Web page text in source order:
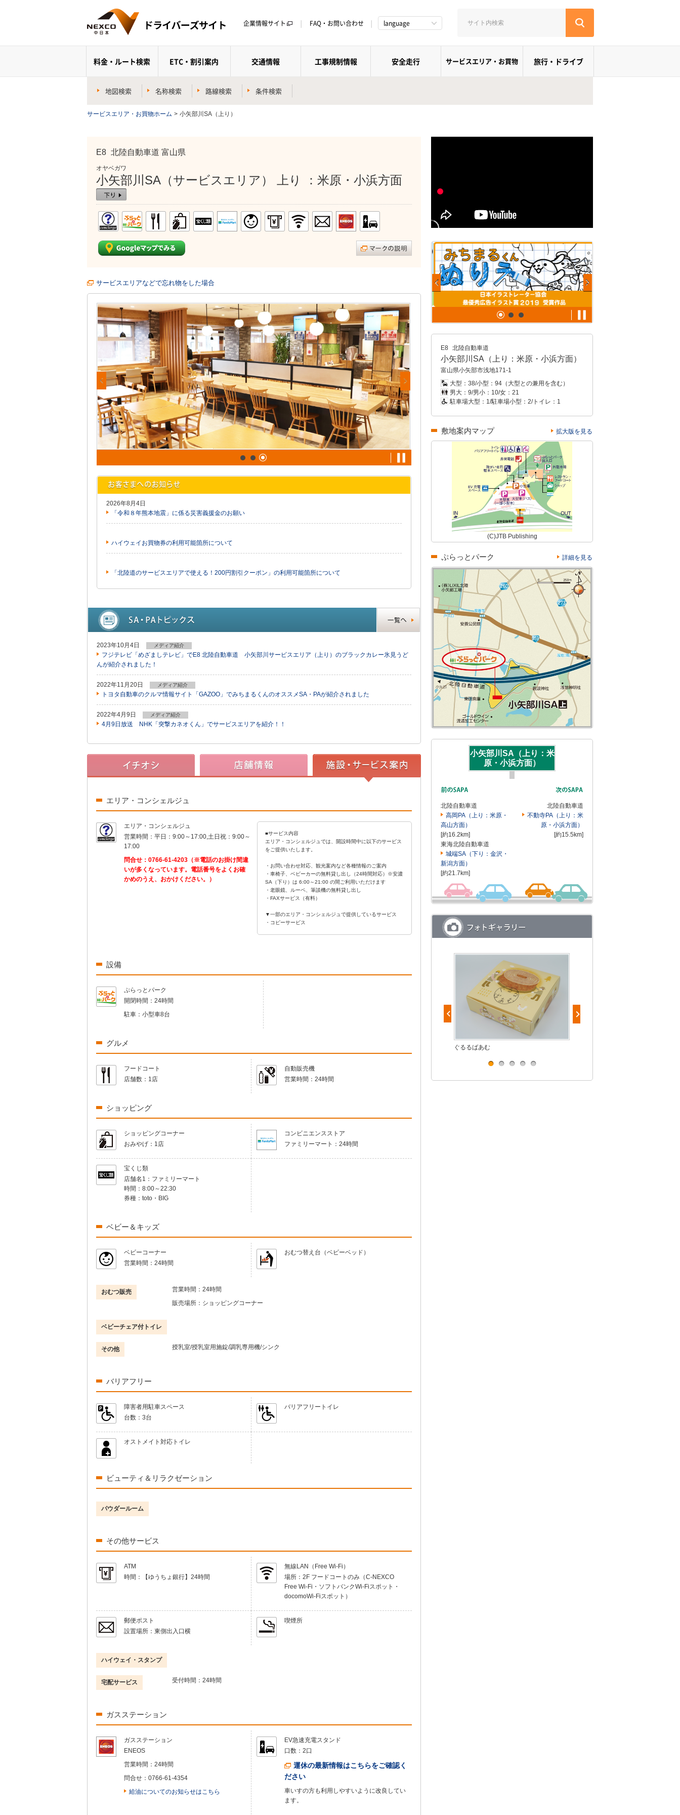
企業情報サイト FAQ・お問い合わせ language
料金・ルート検索 ETC・割引案内 交通情報 工事規制情報 安全走行 サービスエリア・お買物 旅行・ドライブ
地図検索 名称検索 路線検索 条件検索
サービスエリア・お買物ホーム > 小矢部川SA（上り）
E8 北陸自動車道 富山県
オヤベガワ
小矢部川SA（サービスエリア） 上り ：米原・小浜方面
サービスエリアなどで忘れ物をした場合
2026年8月4日
「令和８年熊本地震」に係る災害義援金のお願い
ハイウェイお買物券の利用可能箇所について
「北陸道のサービスエリアで使える！200円割引クーポン」の利用可能箇所について
2023年10月4日 メディア紹介
フジテレビ「めざましテレビ」でE8 北陸自動車道 小矢部川サービスエリア（上り）のブラックカレー氷見うど
んが紹介されました！
2022年11月20日 メディア紹介
トヨタ自動車のクルマ情報サイト「GAZOO」でみちまるくんのオススメSA・PAが紹介されました
2022年4月9日 メディア紹介
4月9日放送 NHK「突撃カネオくん」でサービスエリアを紹介！！
エリア・コンシェルジュ
エリア・コンシェルジュ
営業時間： 平日：9:00～17:00,土日祝：9:00～
17:00
問合せ： 0766-61-4203（※電話のお掛け間違
いが多くなっています。電話番号をよくお確
かめのうえ、おかけください。）
■サービス内容
エリア・コンシェルジュでは、開設時間中に以下のサービス
をご提供いたします。
・お問い合わせ対応、観光案内など各種情報のご案内
・車椅子、ベビーカーの無料貸し出し（24時間対応） ※安濃
SA（下り）は 6:00～21:00 の間ご利用いただけます
・老眼鏡、ルーペ、筆談機の無料貸し出し
・FAXサービス（有料）
▼一部のエリア・コンシェルジュで提供しているサービス
・コピーサービス
設備
ぷらっとパーク
開閉時間： 24時間
駐車： 小型車8台
グルメ
フードコート
店舗数： 1店
自動販売機
営業時間： 24時間
ショッピング
ショッピングコーナー
おみやげ： 1店
コンビニエンスストア
ファミリーマート： 24時間
宝くじ類
店舗名1： ファミリーマート
時間： 8:00～22:30
券種： toto・BIG
ベビー＆キッズ
ベビーコーナー
営業時間： 24時間
おむつ替え台（ベビーベッド）
おむつ販売 営業時間： 24時間
販売場所： ショッピングコーナー
ベビーチェア付トイレ
その他 授乳室/授乳室用施錠/調乳専用機/シンク
バリアフリー
障害者用駐車スペース
台数： 3台
バリアフリートイレ
オストメイト対応トイレ
ビューティ＆リラクゼーション
パウダールーム
その他サービス
ATM
時間：
【ゆうちょ銀行】24時間
無線LAN（Free Wi-Fi）
場所： 2F フードコートのみ（C-NEXCO
Free Wi-Fi・ソフトバンクWi-Fiスポット・
docomoWi-Fiスポット）
郵便ポスト
設置場所： 東側出入口横
喫煙所
ハイウェイ・スタンプ
宅配サービス 受付時間： 24時間
ガスステーション
ガスステーション
ENEOS
営業時間： 24時間
問合せ： 0766-61-4354
給油についてのお知らせはこちら
EV急速充電スタンド
口数： 2口
運休の最新情報はこちらをご確認く
ださい
車いすの方も利用しやすいように改良してい
ます。
E8 北陸自動車道
小矢部川SA（上り：米原・小浜方面）
富山県小矢部市浅地171-1
大型：38/小型：94（大型との兼用を含む）
男大：9/男小：10/女：21
駐車場大型：1/駐車場小型：2/トイレ：1
敷地案内マップ 拡大版を見る
(C)JTB Publishing
ぷらっとパーク 詳細を見る
小矢部川SA（上り：米
原・小浜方面）
北陸自動車道
高岡PA（上り：米原・
高山方面）
[約16.2km]
東海北陸自動車道
城端SA（下り：金沢・
新潟方面）
[約21.7km]
北陸自動車道
不動寺PA（上り：米
原・小浜方面）
[約15.5km]
ぐるるばあむ